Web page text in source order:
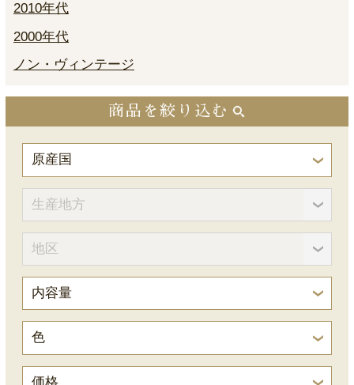
2010年代
2000年代
ノン・ヴィンテージ
商品を絞り込む